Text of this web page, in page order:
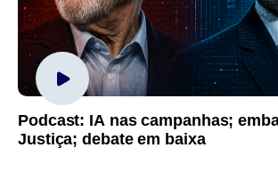
Podcast: IA nas campanhas;
Justiça; debate em baixa